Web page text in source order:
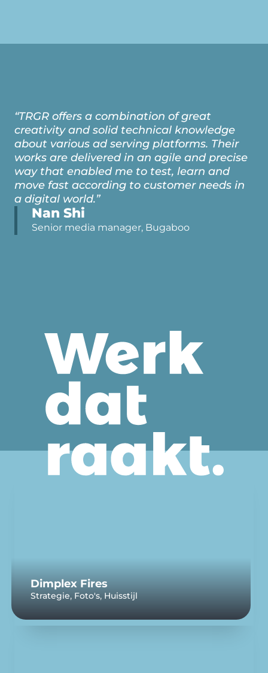
“TRGR offers a combination of great
creativity and solid technical knowledge
about various ad serving platforms. Their
works are delivered in an agile and precise
way that enabled me to test, learn and
move fast according to customer needs in
a digital world.”
Nan Shi
Senior media manager, Bugaboo
Dimplex Fires
Strategie, Foto's, Huisstijl